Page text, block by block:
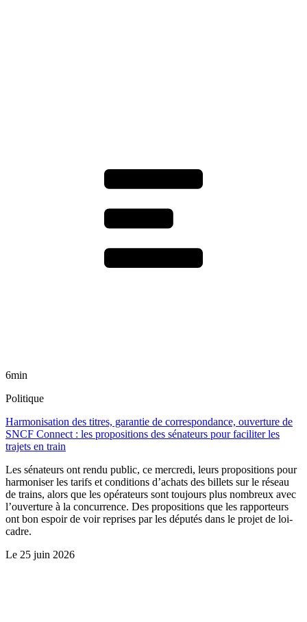
6min
Politique
Harmonisation des titres, garantie de correspondance, ouverture de
SNCF Connect : les propositions des sénateurs pour faciliter les
trajets en train
Les sénateurs ont rendu public, ce mercredi, leurs propositions pour
harmoniser les tarifs et conditions d’achats des billets sur le réseau
de trains, alors que les opérateurs sont toujours plus nombreux avec
l’ouverture à la concurrence. Des propositions que les rapporteurs
ont bon espoir de voir reprises par les députés dans le projet de loi-
cadre.
Le 25 juin 2026